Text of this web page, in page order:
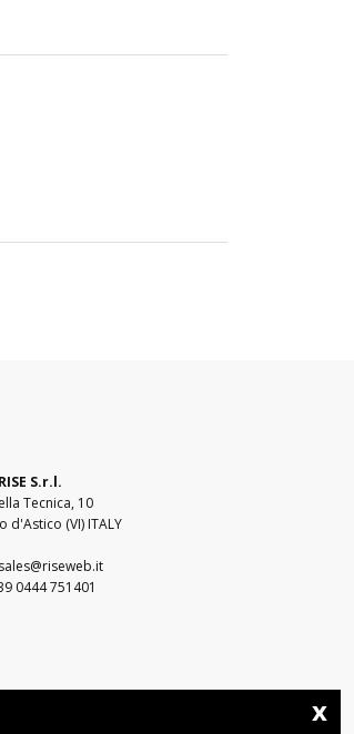
RISE S.r.l.
Tecnica, 10
d'Astico (VI) ITALY
sales@riseweb.it
0444 751401
x